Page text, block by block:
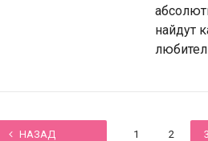
найдут
НАЗАД 1 2